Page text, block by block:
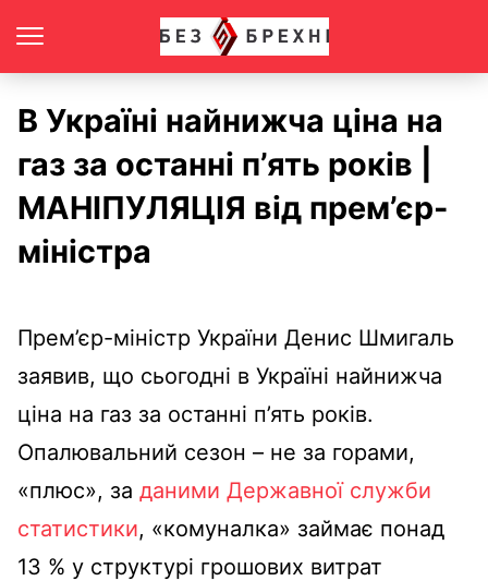
В Україні найнижча ціна на
газ за останні п’ять років |
МАНІПУЛЯЦІЯ від прем’єр-
міністра
Прем’єр-міністр України Денис Шмигаль
заявив, що сьогодні в Україні найнижча
ціна на газ за останні п’ять років.
Опалювальний сезон – не за горами,
«плюс», за даними Державної служби
статистики, «комуналка» займає понад
13 % у структурі грошових витрат